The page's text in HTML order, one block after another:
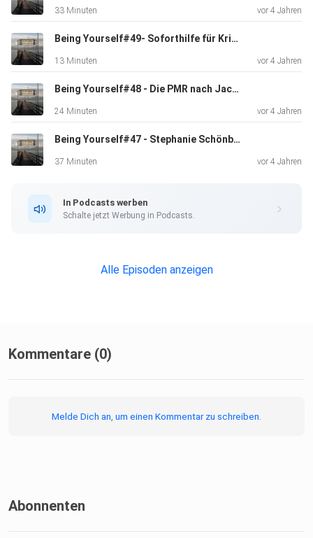
Folge direkt herunterladen
33 Minuten vor 4 Jahren
Being Yourself#49- Soforthilfe für Krisenzeiten - Achtsamkeit in 52 Wochen
13 Minuten vor 4 Jahren
Being Yourself#48 - Die PMR nach Jacobsen - Achtsamkeit in 52 Wochen
24 Minuten vor 4 Jahren
Being Yourself#47 - Stephanie Schönberger im Interview - Achtsamkeit in 52 Wochen
37 Minuten vor 4 Jahren
In Podcasts werben
Schalte jetzt Werbung in Podcasts.
Alle Episoden anzeigen
Kommentare (0)
Melde Dich an, um einen Kommentar zu schreiben.
Abonnenten